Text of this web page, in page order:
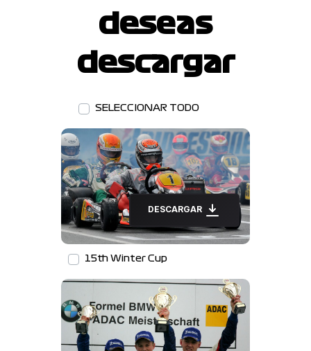
deseas
descargar
SELECCIONAR TODO
DESCARGAR
15th Winter Cup